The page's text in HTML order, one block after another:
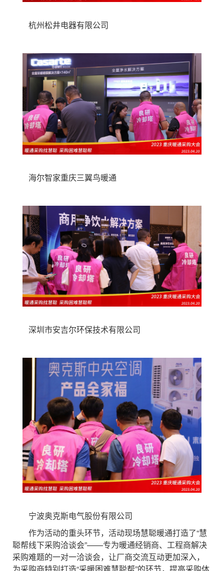
杭州松井电器有限公司
海尔智家重庆三翼鸟暖通
深圳市安吉尔环保技术有限公司
宁波奥克斯电气股份有限公司
作为活动的重头环节，活动现场慧聪暖通打造了“慧
聪帮线下采购洽谈会”——专为暖通经销商、工程商解决
采购难题的一对一洽谈会，让厂商交流互动更加深入，